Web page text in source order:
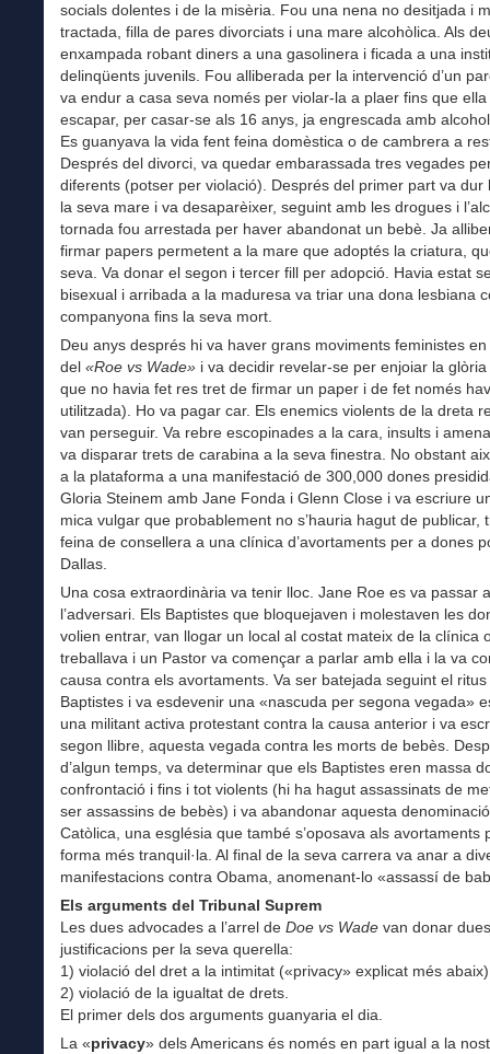
socials dolentes i de la misèria. Fou una nena no desitjada i
tractada, filla de pares divorciats i una mare alcohòlica. Als
enxampada robant diners a una gasolinera i ficada a una
delinqüents juvenils. Fou alliberada per la intervenció d’un
va endur a casa seva només per violar-la a plaer fins que ella
escapar, per casar-se als 16 anys, ja engrescada amb
Es guanyava la vida fent feina domèstica o de cambrera a
Després del divorci, va quedar embarassada tres vegades
diferents (potser per violació). Després del primer part va dur
la seva mare i va desaparèixer, seguint amb les drogues i
tornada fou arrestada per haver abandonat un bebè. Ja
firmar papers permetent a la mare que adoptés la criatura,
seva. Va donar el segon i tercer fill per adopció. Havia estat
bisexual i arribada a la maduresa va triar una dona lesbiana
companyona fins la seva mort.
Deu anys després hi va haver grans moviments feministes
del «Roe vs Wade» i va decidir revelar-se per enjoiar la
que no havia fet res tret de firmar un paper i de fet només
utilitzada). Ho va pagar car. Els enemics violents de la dreta
van perseguir. Va rebre escopinades a la cara, insults i
va disparar trets de carabina a la seva finestra. No obstant
a la plataforma a una manifestació de 300,000 dones
Gloria Steinem amb Jane Fonda i Glenn Close i va escriure
mica vulgar que probablement no s’hauria hagut de publicar,
feina de consellera a una clínica d’avortaments per a dones
Dallas.
Una cosa extraordinària va tenir lloc. Jane Roe es va passar a
l’adversari. Els Baptistes que bloquejaven i molestaven les
volien entrar, van llogar un local al costat mateix de la clínica
treballava i un Pastor va començar a parlar amb ella i la va
causa contra els avortaments. Va ser batejada seguint el ritus
Baptistes i va esdevenir una «nascuda per segona vegada»
una militant activa protestant contra la causa anterior i va
segon llibre, aquesta vegada contra les morts de bebès.
d’algun temps, va determinar que els Baptistes eren massa
confrontació i fins i tot violents (hi ha hagut assassinats de
ser assassins de bebès) i va abandonar aquesta
Catòlica, una església que també s’oposava als avortaments
forma més tranquil·la. Al final de la seva carrera va anar a
manifestacions contra Obama, anomenant-lo «assassí de
Els arguments del Tribunal Suprem
Les dues advocades a l’arrel de Doe vs Wade van donar dues
justificacions per la seva querella:
1) violació del dret a la intimitat («privacy» explicat més
2) violació de la igualtat de drets.
El primer dels dos arguments guanyaria el dia.
La «privacy» dels Americans és només en part igual a la